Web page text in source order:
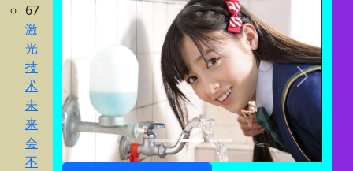
67
激
光
技
术
未
来
会
不
Next
打开框架。很最复杂 。